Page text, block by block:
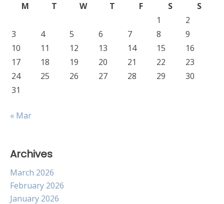
M
T W T F S
S
1
2
3
4 5 6 7 8
9
10
11 12 13 14 15
16
17
18 19 20 21 22
23
24
25 26 27 28 29
30
31
« Mar
Archives
March 2026
February 2026
January 2026